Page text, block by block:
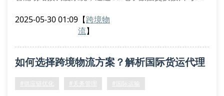
码头作业计划精确到15分钟时间窗。
散事件仿真技术建立运输网络数字孪生体。通过遗传算
法优化空箱调运策略，配合wms仓库管理系
2025-05-30 01:09 【跨境物
流】
如何选择跨境物流方案？解析国际货运代理
五大核心指标
#供应链优化 #关务管理 #国际运输